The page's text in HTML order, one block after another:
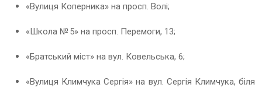
«Вулиця Коперника» на просп. Волі;
«Школа № 5» на просп. Перемоги, 13;
«Братський міст» на вул. Ковельська, 6;
«Вулиця Климчука Сергія» на вул. Сергія Климчука, біля